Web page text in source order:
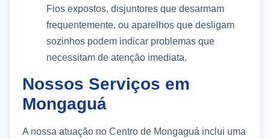
Fios expostos, disjuntores que desarmam
frequentemente, ou aparelhos que desligam
sozinhos podem indicar problemas que
necessitam de atenção imediata.
Nossos Serviços em
Mongaguá
A nossa atuação no Centro de Mongaguá inclui uma